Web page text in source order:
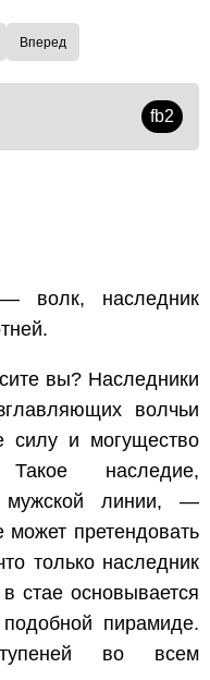
Вперед
fb2
наследник
вы? Наследники
волчьи
силу и могущество
наследие,
мужской линии, —
претендовать
только наследник
стае основывается
пирамиде.
во всем